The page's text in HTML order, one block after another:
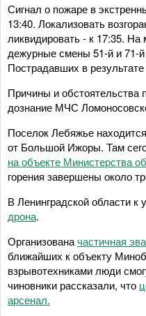
Сигнал о пожаре в
13:40. Локализовать
ликвидировать - к 17:35.
дежурные смены 51-й и 71-
Пострадавших в
Причины и обстоятельства
дознание МЧС
Поселок Лебяжье
от Большой Ижоры. Там
на объекте Министерства
горения завершены около
В Ленинградской области к
дрона.
Организованачастичная
ближайших к объекту
взрывотехниками люди
чиновники рассказали, что
арсенал.